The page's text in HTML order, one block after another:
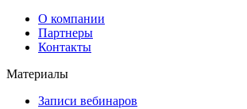
О компании
Партнеры
Контакты
Материалы
Записи вебинаров